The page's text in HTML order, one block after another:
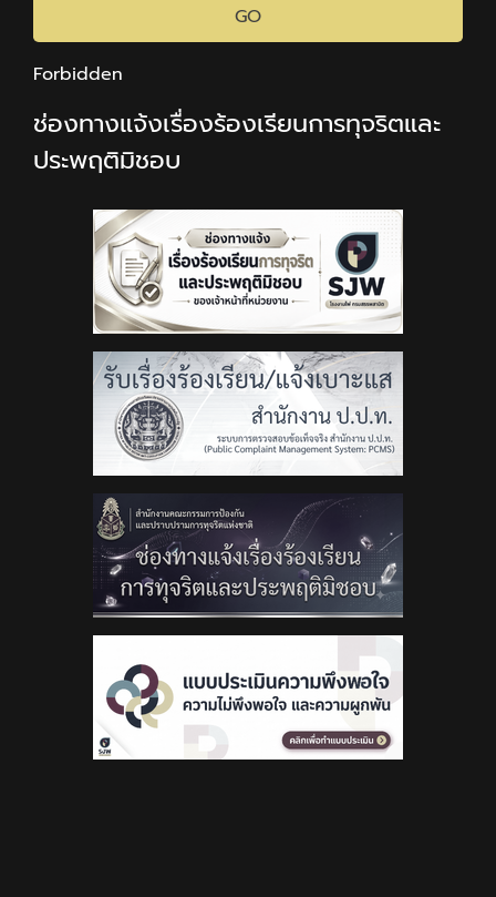
GO
Forbidden
ช่องทางแจ้งเรื่องร้องเรียนการทุจริตและ
ประพฤติมิชอบ